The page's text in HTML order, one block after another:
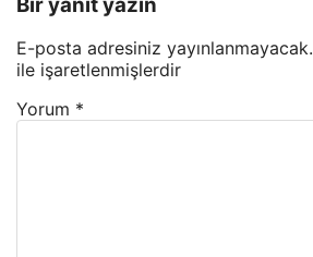
E-posta adresiniz yayınlanmayacak.
ile işaretlenmişlerdir
Yorum *